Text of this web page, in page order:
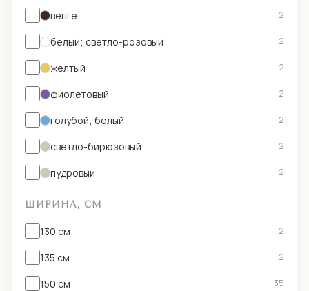
венге 2
белый; светло-розовый 2
желтый 2
фиолетовый 2
голубой; белый 2
светло-бирюзовый 2
пудровый 2
ШИРИНА, СМ
130 см 2
135 см 2
150 см 35